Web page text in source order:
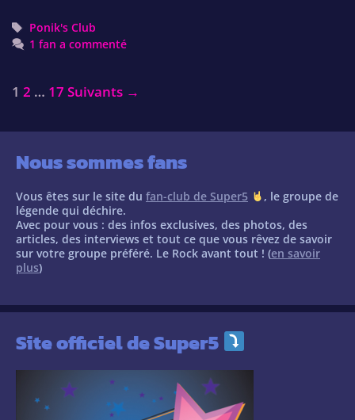
Tags
Ponik's Club
1 fan a commenté
Post
1 2 … 17 Suivants →
Nous sommes fans
Vous êtes sur le site du fan-club de Super5
, le groupe de
légende qui déchire.
Avec pour vous : des infos exclusives, des photos, des
articles, des interviews et tout ce que vous rêvez de savoir
sur votre groupe préféré. Le Rock avant tout ! (en savoir
plus)
Site officiel de Super5